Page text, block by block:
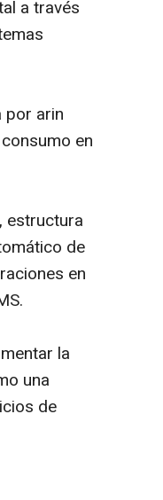
a través
por arin
en
estructura
de
en
la
una
de